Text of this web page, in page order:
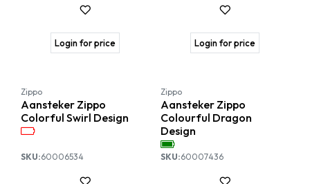
Login for price Login for price
Zippo
Aansteker Zippo
Colorful Swirl Design
SKU:60006534
Zippo
Aansteker Zippo
Colourful Dragon
Design
SKU:60007436